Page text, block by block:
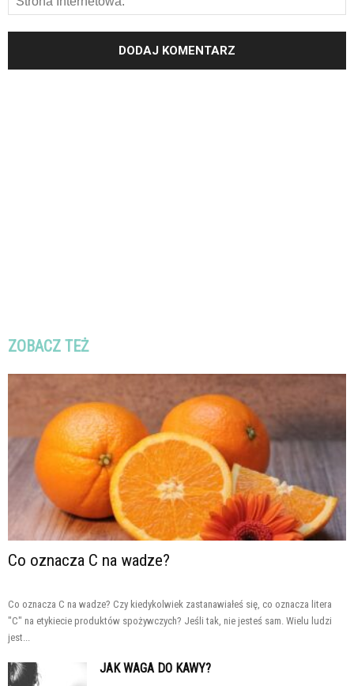
ZOBACZ TEŻ
Co oznacza C na wadze?
Co oznacza C na wadze? Czy kiedykolwiek zastanawiałeś się, co oznacza litera
"C" na etykiecie produktów spożywczych? Jeśli tak, nie jesteś sam. Wielu ludzi
jest...
JAK WAGA DO KAWY?